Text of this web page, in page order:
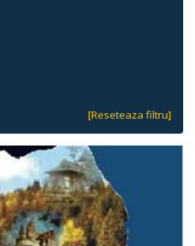
[Reseteaza filtru]